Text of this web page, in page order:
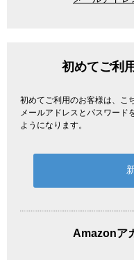
初めてご利
初めてご利用のお客様は、こ
メールアドレスとパスワード
ようになります。
Amazonア